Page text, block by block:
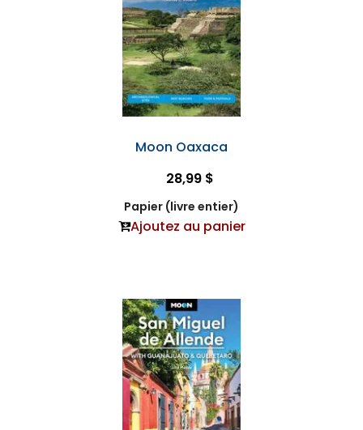
Moon Oaxaca
28,99 $
Papier (livre entier)
Ajoutez au panier